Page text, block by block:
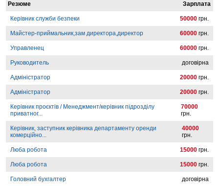
Резюме Зарплата
Керівник служби безпеки 50000 грн.
Майстер-приймальник,зам директора,директор 60000 грн.
Управленец 60000 грн.
Руководитель договірна
Адміністратор 20000 грн.
Адміністратор 20000 грн.
Керівник проєктів / Менеджмент/керівник підрозділу
приватног...
70000
грн.
Керівник, заступник керівника департаменту оренди
комерційно...
40000
грн.
Люба робота 15000 грн.
Люба робота 15000 грн.
Головний бухгалтер договірна